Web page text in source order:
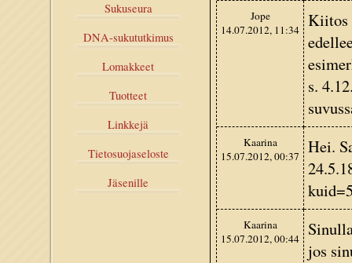
Sukuseura
DNA-sukututkimus
Lomakkeet
Tuotteet
Linkkejä
Tietosuojaseloste
Jäsenille
Jope
14.07.2012, 11:34
Kiitos
s.
Kaarina
15.07.2012, 00:37
Hei.
Kaarina
15.07.2012, 00:44
jos